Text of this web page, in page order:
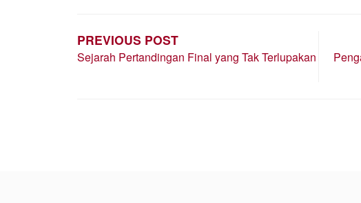
PREVIOUS POST
Sejarah Pertandingan Final yang Tak Terlupakan